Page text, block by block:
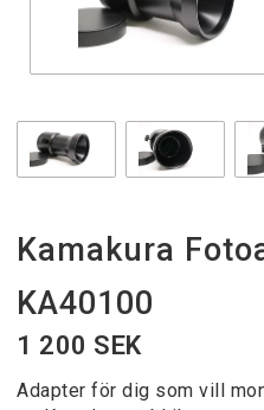
Kamakura
KA40100
1 200 SEK
Adapter för dig som vill